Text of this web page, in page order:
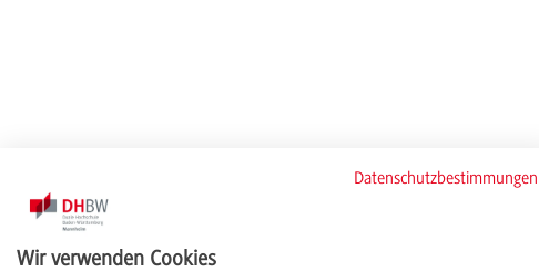
Datenschutzbestimmungen
Wir verwenden Cookies